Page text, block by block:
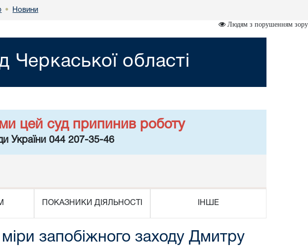
• Новини
Людям з порушенням зору
Черкаської області
цей суд припинив роботу
України 044 207-35-46
ПОКАЗНИКИ ДІЯЛЬНОСТІ ІНШЕ
запобіжного заходу Дмитру